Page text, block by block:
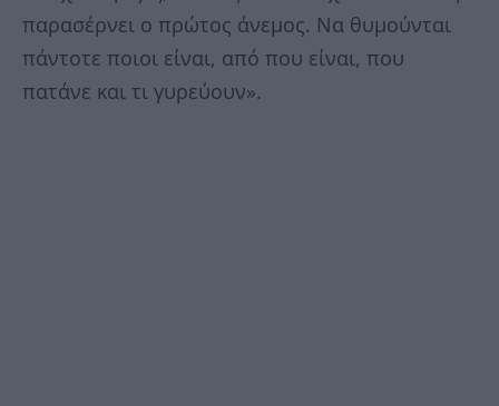
παρασέρνει ο πρώτος άνεμος. Να θυμούνται
πάντοτε ποιοι είναι, από που είναι, που
πατάνε και τι γυρεύουν».